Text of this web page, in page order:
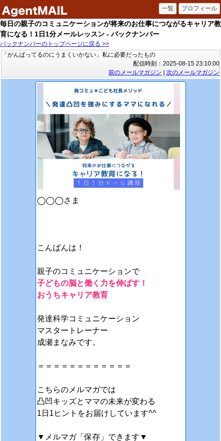
毎日の親子のコミュニケーションが将来のお仕事につながるキャリア教
育になる！1日1分メールレッスン - バックナンバー
バックナンバーのトップページに戻る >>
「がんばってるのにうまくいかない」私に必要だったもの
配信時刻：2025-08-15 23:10:00
前のメールマガジン
次のメールマガジン
◯◯◯さま
こんばんは！
親子のコミュニケーションで
子どもの脳と働く力を伸ばす！
おうちキャリア教育
発達科学コミュニケーション
マスタートレーナー
成瀬まなみです。
＝＝＝＝＝＝＝＝＝＝＝＝
こちらのメルマガでは
凸凹キッズとママの未来が変わる
1日1ヒントをお届けしています^^
▼メルマガ「保存」できます▼